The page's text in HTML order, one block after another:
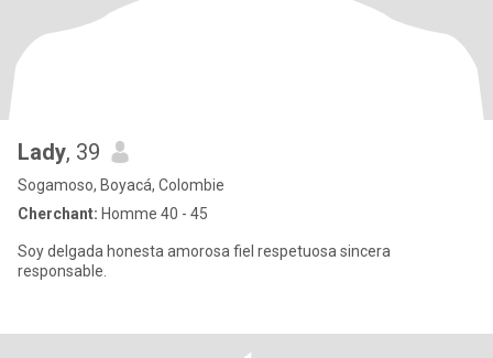
Lady, 39
Sogamoso, Boyacá, Colombie
Cherchant: Homme 40 - 45
Soy delgada honesta amorosa fiel respetuosa sincera
responsable.